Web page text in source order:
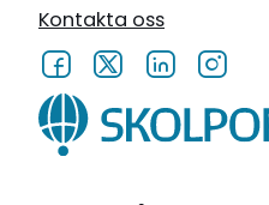
Kontakta oss